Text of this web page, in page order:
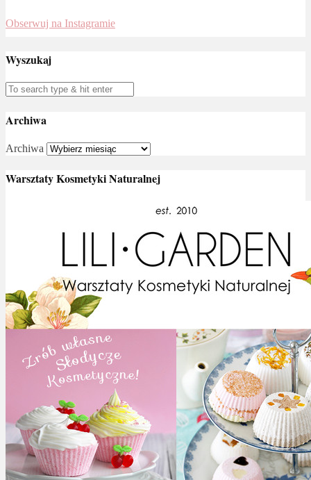
Obserwuj na Instagramie
Wyszukaj
Archiwa
Archiwa
Warsztaty Kosmetyki Naturalnej